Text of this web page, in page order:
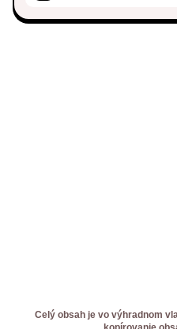
Celý obsah je vo výhradnom